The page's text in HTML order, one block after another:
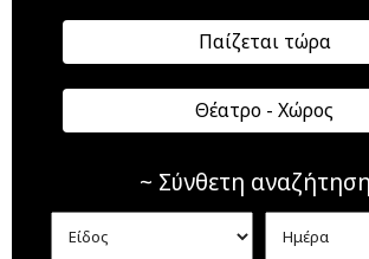
Παίζεται τώρα
Θέατρο - Χώρος
~ Σύνθετη